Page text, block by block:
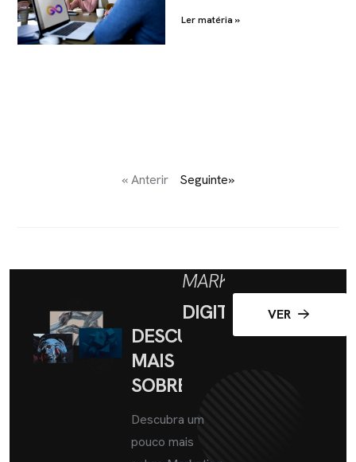
Ler matéria »
« Anterir Seguinte»
DESCUBRA
MAIS
SOBRE
MARKETING
DIGITAL
Descubra um
pouco mais
VER